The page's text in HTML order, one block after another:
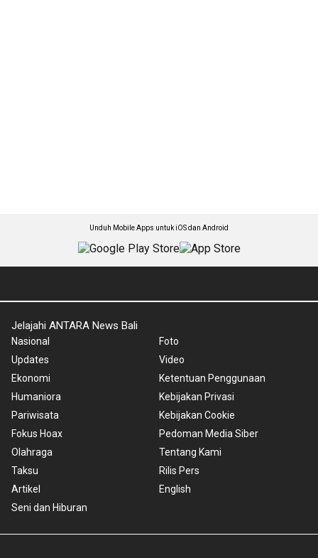
Unduh Mobile Apps untuk iOS dan Android
Jelajahi ANTARA News Bali
Nasional
Updates
Ekonomi
Humaniora
Pariwisata
Fokus Hoax
Olahraga
Taksu
Artikel
Seni dan Hiburan
Foto
Video
Ketentuan Penggunaan
Kebijakan Privasi
Kebijakan Cookie
Pedoman Media Siber
Tentang Kami
Rilis Pers
English